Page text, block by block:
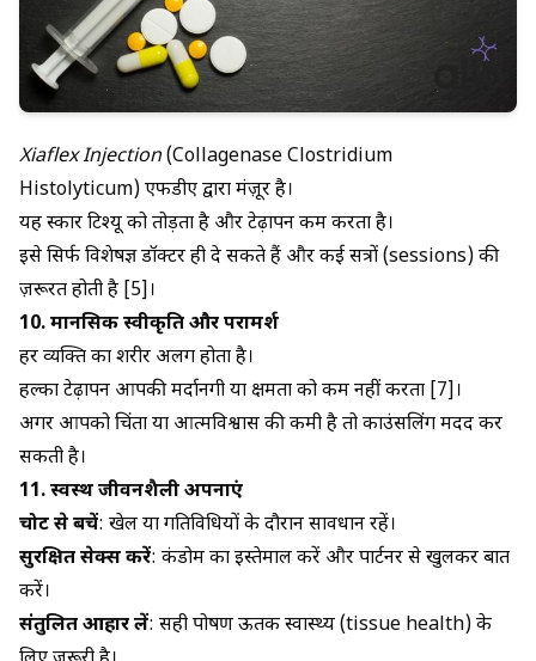
Xiaflex Injection(Collagenase Clostridium
Histolyticum) एफडीए द्वारा मंज़ूर है।
यह स्कार टिश्यू को तोड़ता है और टेढ़ापन कम करता है।
इसे सिर्फ विशेषज्ञ डॉक्टर ही दे सकते हैं और कई सत्रों (sessions) की
ज़रूरत होती है [5]।
10. मानसिक स्वीकृति और परामर्श
हर व्यक्ति का शरीर अलग होता है।
हल्का टेढ़ापन आपकी मर्दानगी या क्षमता को कम नहीं करता [7]।
अगर आपको चिंता या आत्मविश्वास की कमी है तो काउंसलिंग मदद कर
सकती है।
11. स्वस्थ जीवनशैली अपनाएं
चोट से बचें: खेल या गतिविधियों के दौरान सावधान रहें।
सुरक्षित सेक्स करें: कंडोम का इस्तेमाल करें और पार्टनर से खुलकर बात
करें।
संतुलित आहार लें: सही पोषण ऊतक स्वास्थ्य (tissue health) के